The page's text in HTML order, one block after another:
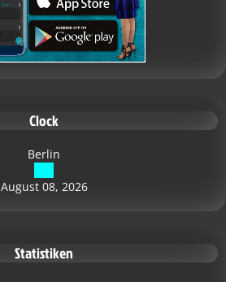
Clock
Berlin
August 08, 2026
Statistiken